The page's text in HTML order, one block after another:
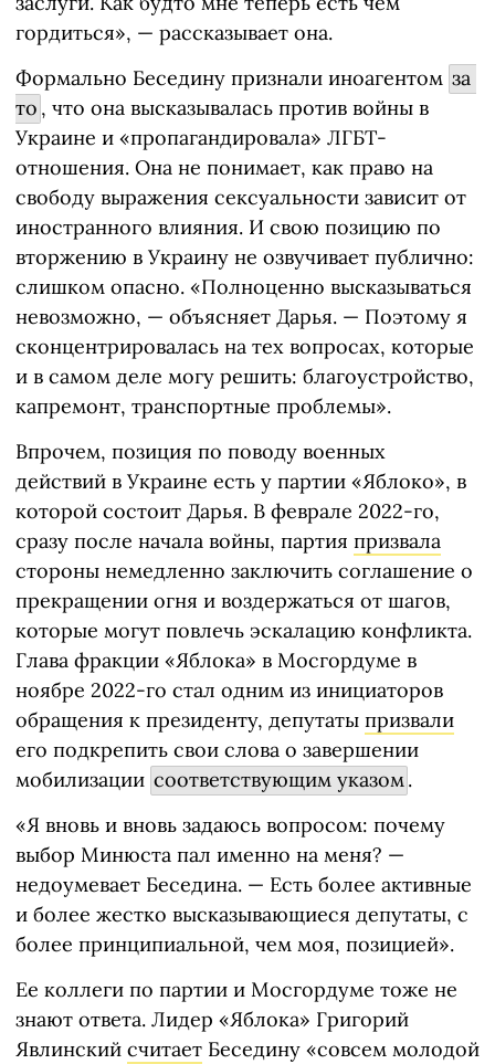
гордиться», — рассказывает она.
Формально Беседину признали иноагентом за
то , что она высказывалась против войны в
Украине и «пропагандировала» ЛГБТ-
отношения. Она не понимает, как право на
свободу выражения сексуальности зависит от
иностранного влияния. И свою позицию по
вторжению в Украину не озвучивает публично:
слишком опасно. «Полноценно высказываться
невозможно, — объясняет Дарья. — Поэтому я
сконцентрировалась на тех вопросах, которые
и в самом деле могу решить: благоустройство,
капремонт, транспортные проблемы».
Впрочем, позиция по поводу военных
действий в Украине есть у партии «Яблоко», в
которой состоит Дарья. В феврале 2022-го,
сразу после начала войны, партия призвала
стороны немедленно заключить соглашение о
прекращении огня и воздержаться от шагов,
которые могут повлечь эскалацию конфликта.
Глава фракции «Яблока» в Мосгордуме в
ноябре 2022-го стал одним из инициаторов
обращения к президенту, депутаты призвали
его подкрепить свои слова о завершении
мобилизации соответствующим указом.
«Я вновь и вновь задаюсь вопросом: почему
выбор Минюста пал именно на меня? —
недоумевает Беседина. — Есть более активные
и более жестко высказывающиеся депутаты, с
более принципиальной, чем моя, позицией».
Ее коллеги по партии и Мосгордуме тоже не
знают ответа. Лидер «Яблока» Григорий
Явлинский считает Беседину «совсем молодой